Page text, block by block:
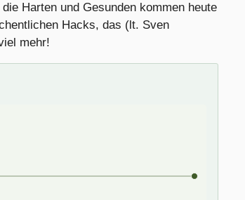
Harten und Gesunden kommen heute
Hacks, das (lt. Sven
mehr!